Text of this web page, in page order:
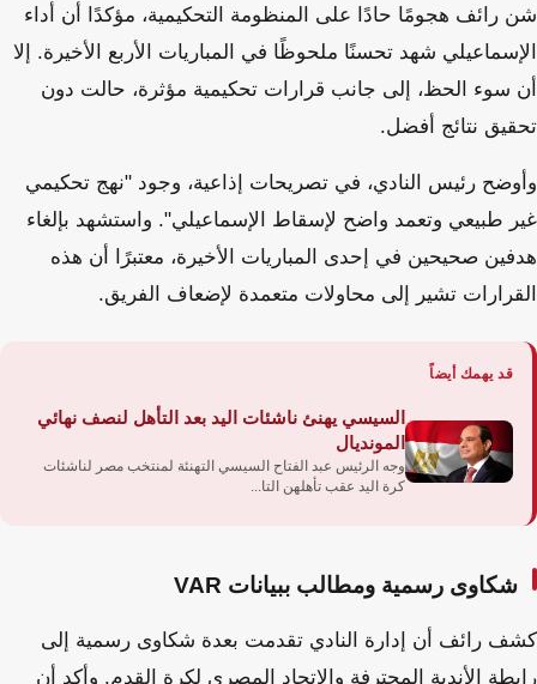
شن رائف هجومًا حادًا على المنظومة التحكيمية، مؤكدًا أن أداء
الإسماعيلي شهد تحسنًا ملحوظًا في المباريات الأربع الأخيرة. إلا
أن سوء الحظ، إلى جانب قرارات تحكيمية مؤثرة، حالت دون
تحقيق نتائج أفضل.
وأوضح رئيس النادي، في تصريحات إذاعية، وجود "نهج تحكيمي
غير طبيعي وتعمد واضح لإسقاط الإسماعيلي". واستشهد بإلغاء
هدفين صحيحين في إحدى المباريات الأخيرة، معتبرًا أن هذه
القرارات تشير إلى محاولات متعمدة لإضعاف الفريق.
قد يهمك أيضاً
السيسي يهنئ ناشئات اليد بعد التأهل لنصف نهائي
المونديال
وجه الرئيس عبد الفتاح السيسي التهنئة لمنتخب مصر لناشئات
كرة اليد عقب تأهلهن التا...
شكاوى رسمية ومطالب ببيانات VAR
كشف رائف أن إدارة النادي تقدمت بعدة شكاوى رسمية إلى
رابطة الأندية المحترفة والاتحاد المصري لكرة القدم. وأكد أن